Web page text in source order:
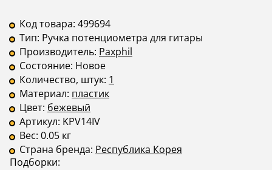
Код товара: 499694
Тип: Ручка потенциометра для гитары
Производитель: Paxphil
Состояние: Новое
Количество, штук: 1
Материал: пластик
Цвет: бежевый
Артикул: KPV14IV
Вес: 0.05 кг
Страна бренда: Республика Корея
Подборки: